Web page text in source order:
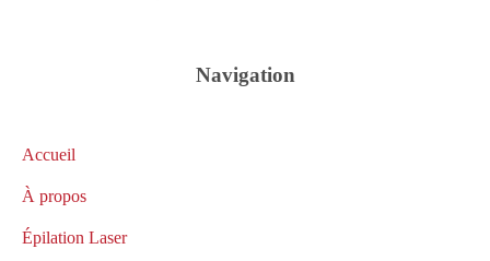
Navigation
Accueil
À propos
Épilation Laser